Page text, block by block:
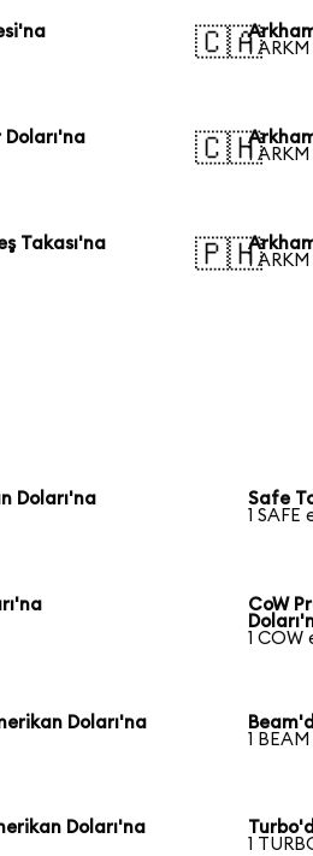
🇨🇦
1
🇨🇭
1
Takası'na
🇵🇭
1
Doları'na
Safe
1
CoW
1 COW
Doları'na
1
Doları'na
1